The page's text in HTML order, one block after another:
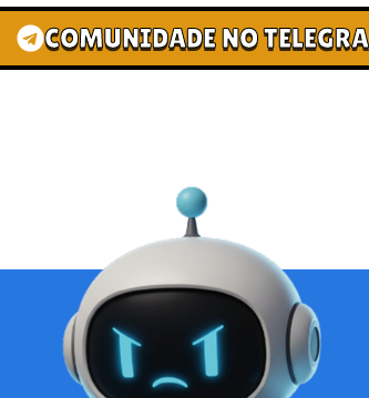
COMUNIDADE NO